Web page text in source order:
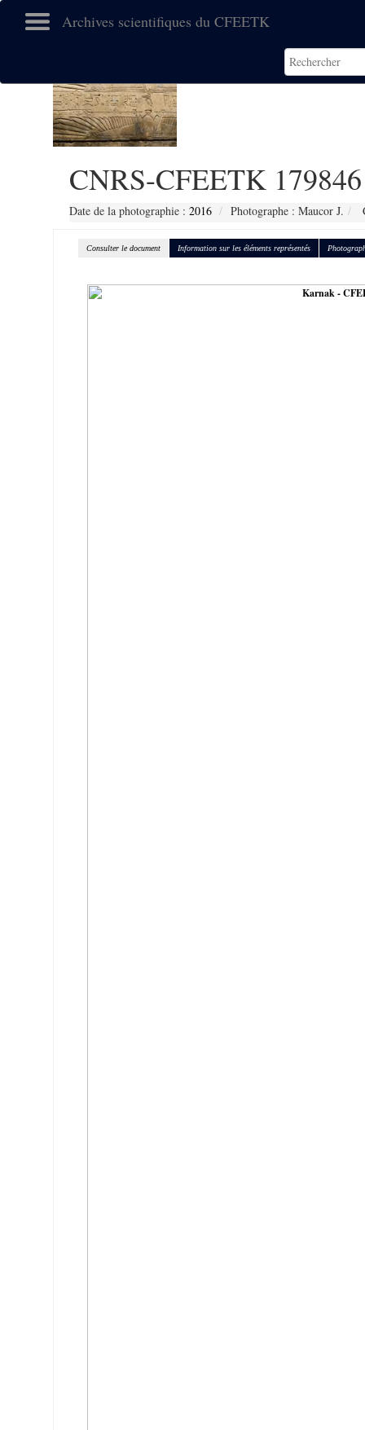
Archives scientifiques du CFEETK
CNRS-CFEETK 179846
Date de la photographie : 2016 Photographe : Maucor J.
Consulter le document Information sur les éléments représentés